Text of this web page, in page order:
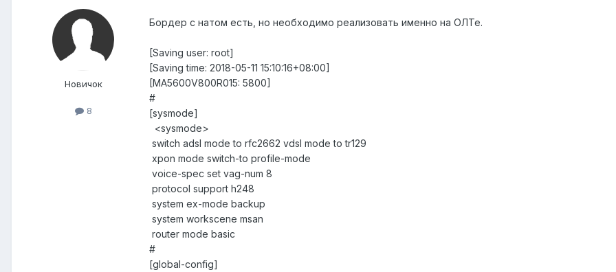
Новичок
8
Бордер с натом есть, но необходимо реализовать именно на ОЛТе.
[Saving user: root]
[Saving time: 2018-05-11 15:10:16+08:00]
[MA5600V800R015: 5800]
#
[sysmode]
<sysmode>
switch adsl mode to rfc2662 vdsl mode to tr129
xpon mode switch-to profile-mode
voice-spec set vag-num 8
protocol support h248
system ex-mode backup
system workscene msan
router mode basic
#
[global-config]